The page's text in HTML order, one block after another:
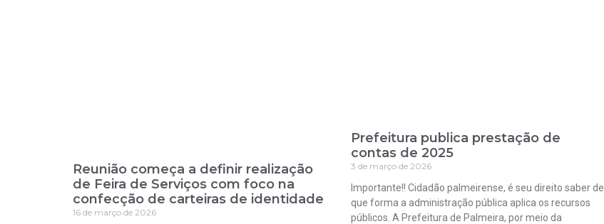
Reunião começa a definir realização
de Feira de Serviços com foco na
confecção de carteiras de identidade
16 de março de 2026
Prefeitura publica prestação de
contas de 2025
3 de março de 2026
Importante!! Cidadão palmeirense, é seu direito saber de
que forma a administração pública aplica os recursos
públicos. A Prefeitura de Palmeira, por meio da